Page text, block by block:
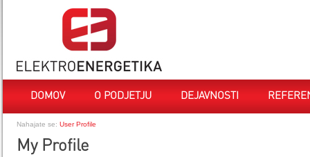
DOMOV O PODJETJU DEJAVNOSTI
Nahajate se: User Profile
My Profile